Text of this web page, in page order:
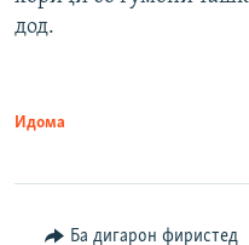
дод.
Идома
Ба дигарон фиристед